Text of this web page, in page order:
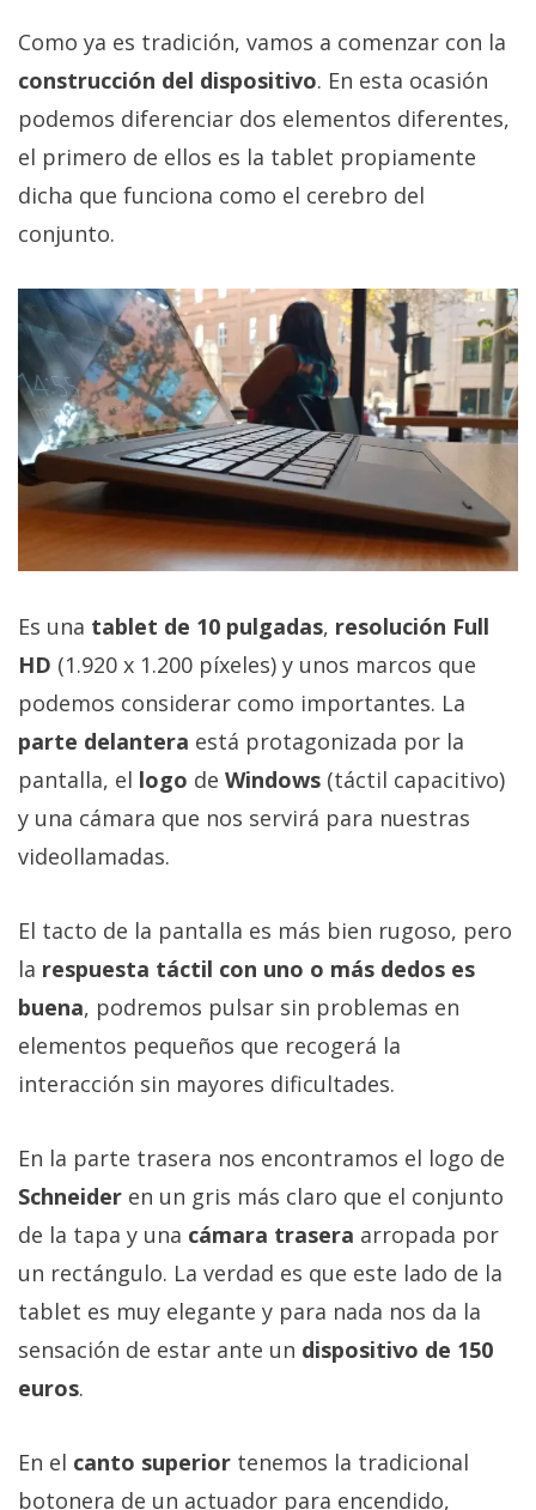
ordenadores,
informática,
videojuegos,
comparativas,
trucos y
tutoriales.
El Grupo
Informático
2026.Algunos
derechos
reservados.
Como ya es tradición, vamos a comenzar con la
construcción del dispositivo. En esta ocasión
podemos diferenciar dos elementos diferentes,
el primero de ellos es la tablet propiamente
dicha que funciona como el cerebro del
conjunto.
Es una tablet de 10 pulgadas, resolución Full
HD (1.920 x 1.200 píxeles) y unos marcos que
podemos considerar como importantes. La
parte delantera está protagonizada por la
pantalla, el logo de Windows (táctil capacitivo)
y una cámara que nos servirá para nuestras
videollamadas.
El tacto de la pantalla es más bien rugoso, pero
la respuesta táctil con uno o más dedos es
buena, podremos pulsar sin problemas en
elementos pequeños que recogerá la
interacción sin mayores dificultades.
En la parte trasera nos encontramos el logo de
Schneider en un gris más claro que el conjunto
de la tapa y una cámara trasera arropada por
un rectángulo. La verdad es que este lado de la
tablet es muy elegante y para nada nos da la
sensación de estar ante un dispositivo de 150
euros.
En el canto superior tenemos la tradicional
botonera de un actuador para encendido,